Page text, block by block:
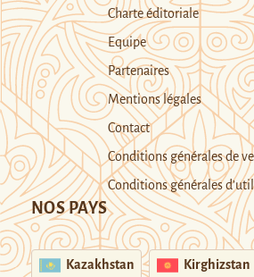
Charte éditoriale
Equipe
Partenaires
Mentions légales
Contact
Conditions générales de
Conditions générales
NOS PAYS
Kazakhstan Kirghizstan